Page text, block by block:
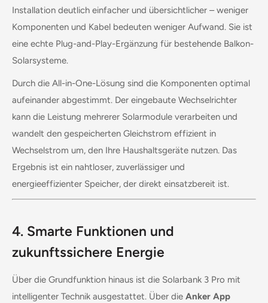
Installation deutlich einfacher und übersichtlicher – weniger
Komponenten und Kabel bedeuten weniger Aufwand. Sie ist
eine echte Plug-and-Play-Ergänzung für bestehende Balkon-
Solarsysteme.
Durch die All-in-One-Lösung sind die Komponenten optimal
aufeinander abgestimmt. Der eingebaute Wechselrichter
kann die Leistung mehrerer Solarmodule verarbeiten und
wandelt den gespeicherten Gleichstrom effizient in
Wechselstrom um, den Ihre Haushaltsgeräte nutzen. Das
Ergebnis ist ein nahtloser, zuverlässiger und
energieeffizienter Speicher, der direkt einsatzbereit ist.
4. Smarte Funktionen und
zukunftssichere Energie
Über die Grundfunktion hinaus ist die Solarbank 3 Pro mit
intelligenter Technik ausgestattet. Über die Anker App